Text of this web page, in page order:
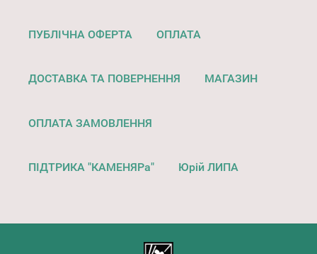
ПУБЛІЧНА ОФЕРТА ОПЛАТА
ДОСТАВКА ТА ПОВЕРНЕННЯ МАГАЗИН
ОПЛАТА ЗАМОВЛЕННЯ
ПІДТРИКА "КАМЕНЯРа" Юрій ЛИПА